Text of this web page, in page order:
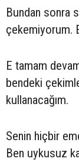
Bundan sonra
çekemiyorum.
E tamam
bendeki
kullanacağım.
Senin hiçbir
Ben uykusuz